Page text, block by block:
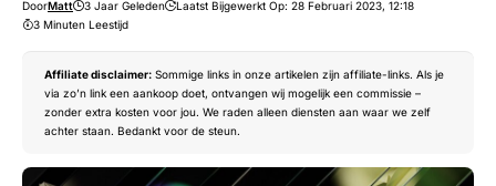
DoorMatt 3 Jaar Geleden
Laatst Bijgewerkt Op: 28 Februari 2023, 12:18
3 Minuten Leestijd
Affiliate disclaimer: Sommige links in onze artikelen zijn affiliate-links. Als je
via zo’n link een aankoop doet, ontvangen wij mogelijk een commissie –
zonder extra kosten voor jou. We raden alleen diensten aan waar we zelf
achter staan. Bedankt voor de steun.